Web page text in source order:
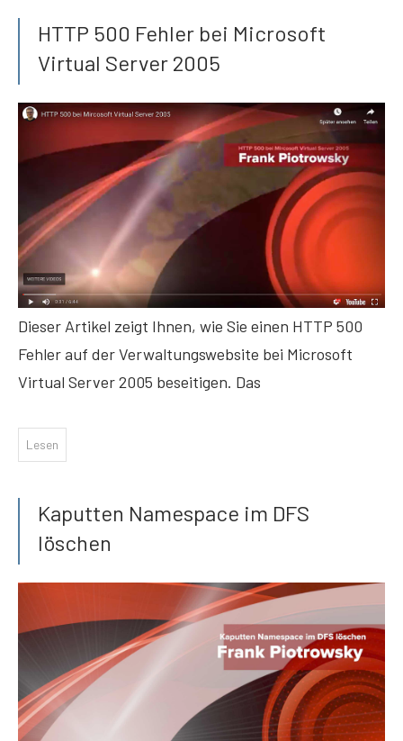
HTTP 500 Fehler bei Microsoft
Virtual Server 2005
Dieser Artikel zeigt Ihnen, wie Sie einen HTTP 500
Fehler auf der Verwaltungswebsite bei Microsoft
Virtual Server 2005 beseitigen. Das
Lesen
Kaputten Namespace im DFS
löschen